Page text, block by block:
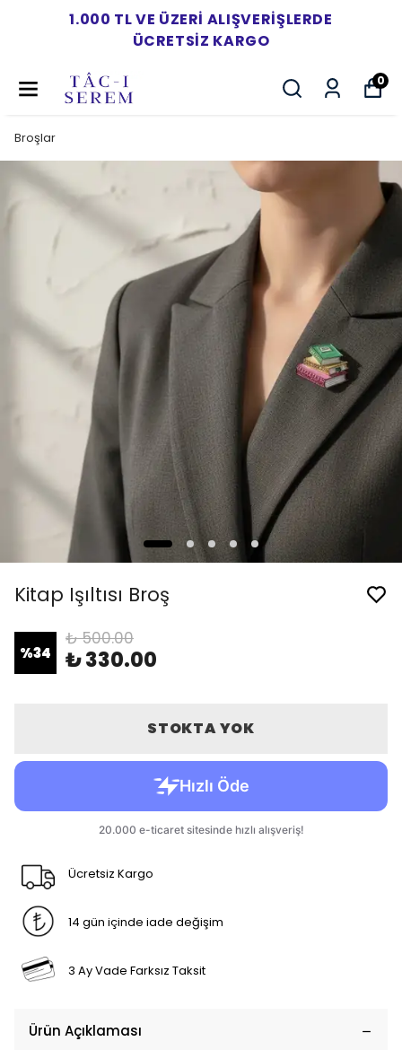
1.000 TL VE ÜZERI ALIŞVERIŞLERDE
ÜCRETSIZ KARGO
0
Broşlar
Kitap Işıltısı Broş
%34
₺ 500.00
₺ 330.00
STOKTA YOK
Ücretsiz Kargo
14 gün içinde iade değişim
3 Ay Vade Farksız Taksit
Ürün Açıklaması